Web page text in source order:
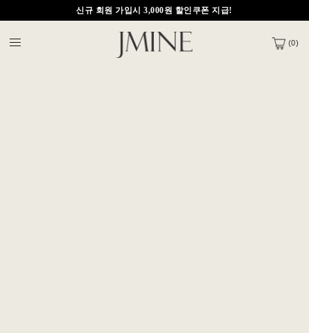
제이마인 APP 다운받으면 5,000원 적립금 지급
신규 회원 가입시 3,000원 할인쿠폰 지급!
제이마인 APP 다운받으면 5,000원 적립금 지급
(0)